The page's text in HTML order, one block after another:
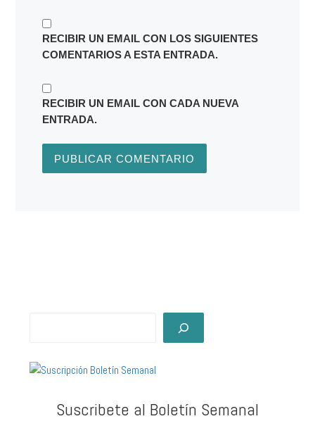
RECIBIR UN EMAIL CON LOS SIGUIENTES
COMENTARIOS A ESTA ENTRADA.
RECIBIR UN EMAIL CON CADA NUEVA
ENTRADA.
Suscribete al Boletín Semanal